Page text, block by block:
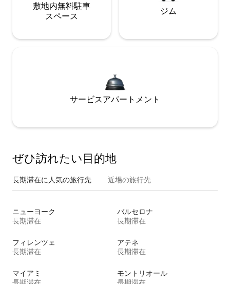
敷地内無料駐⁠車
ス⁠ペ⁠ー⁠ス
ジム
サービスアパートメント
ぜひ訪⁠れ⁠た⁠い目⁠的⁠地
長期滞在に人気の旅行先 近場の旅行先
ニューヨーク
長期滞在
バルセロナ
長期滞在
フィレンツェ
長期滞在
アテネ
長期滞在
マイアミ
モントリオール